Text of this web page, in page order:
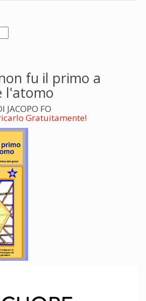
fu il primo a
l'atomo
JACOPO FO
Gratuitamente!